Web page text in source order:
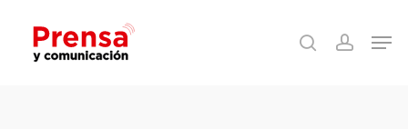
main
search